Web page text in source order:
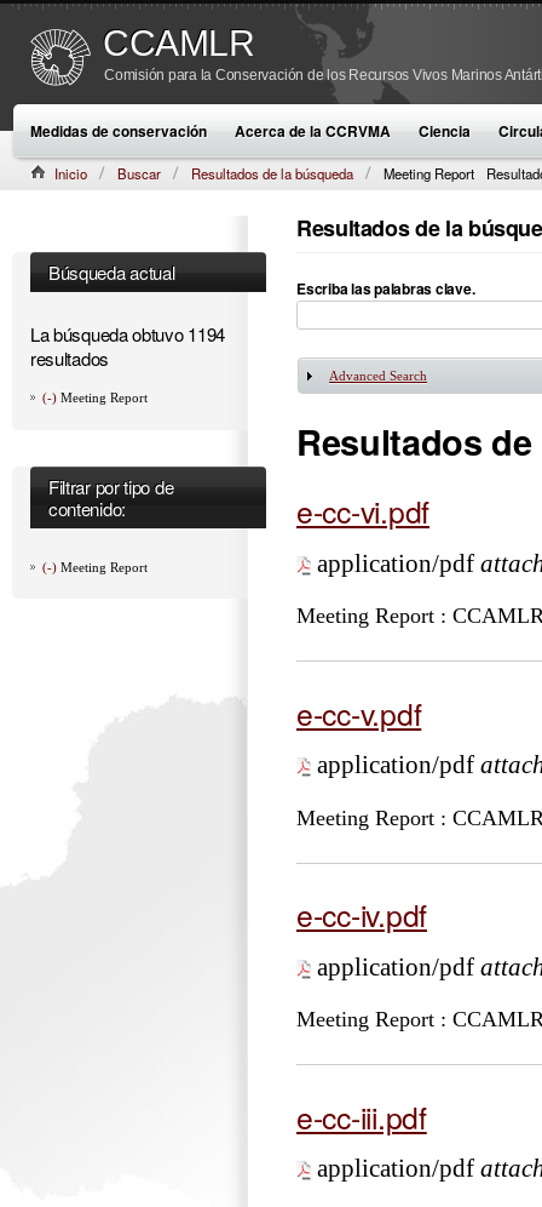
CCAMLR
Comisión para la Conservación de los Recursos Vivos Marinos
Medidas de conservación Acerca de la CCRVMA Ciencia
Inicio Buscar Resultados de la búsqueda Meeting Report
Búsqueda actual
La búsqueda obtuvo 1194
resultados
(-) Meeting Report
Filtrar por tipo de
contenido:
(-) Meeting Report
Resultados de la
Escriba las palabras clave.
Mostrar
Advanced Search
Resultados
e-cc-vi.pdf
application/pdf
Meeting Report :
e-cc-v.pdf
application/pdf
Meeting Report :
e-cc-iv.pdf
application/pdf
Meeting Report :
e-cc-iii.pdf
application/pdf